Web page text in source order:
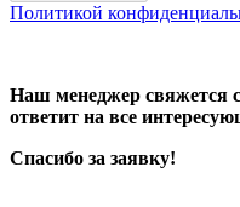
Политикой
Наш менеджер свяжется
ответит на все
Спасибо за заявку!